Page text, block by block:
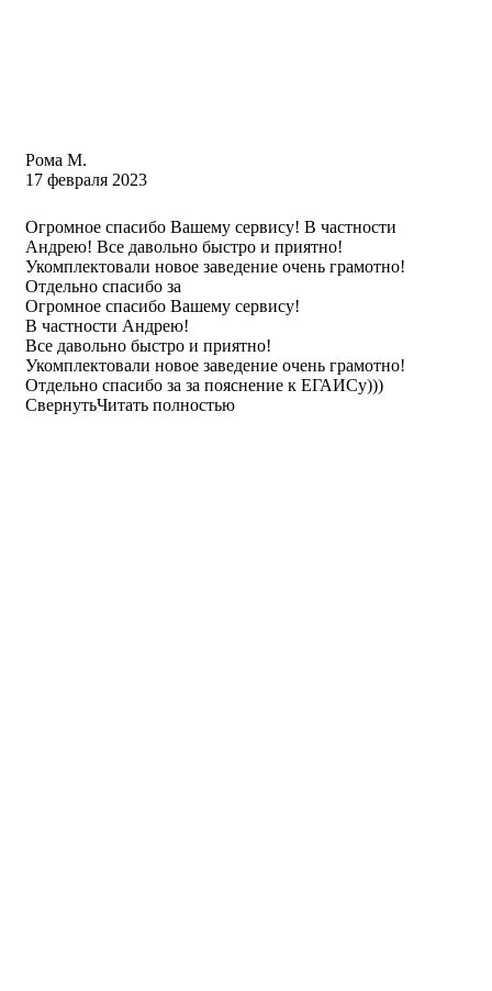
Рома М.
17 февраля 2023
Огромное спасибо Вашему сервису! В частности
Андрею! Все давольно быстро и приятно!
Укомплектовали новое заведение очень грамотно!
Отдельно спасибо за
Огромное спасибо Вашему сервису!
В частности Андрею!
Все давольно быстро и приятно!
Укомплектовали новое заведение очень грамотно!
Отдельно спасибо за за пояснение к ЕГАИСу)))
СвернутьЧитать полностью